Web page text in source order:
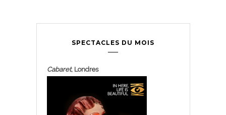
SPECTACLES DU MOIS
Cabaret, Londres